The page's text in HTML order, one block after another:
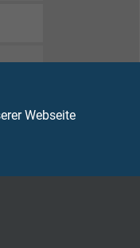
Webseite